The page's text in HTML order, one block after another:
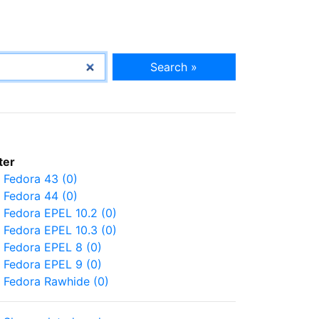
Search »
Fedora 43 (0)
Fedora 44 (0)
Fedora EPEL 10.2 (0)
Fedora EPEL 10.3 (0)
Fedora EPEL 8 (0)
Fedora EPEL 9 (0)
Fedora Rawhide (0)